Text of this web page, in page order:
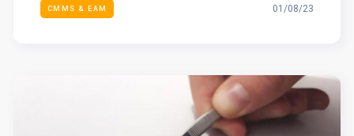
CMMS & EAM 01/08/23